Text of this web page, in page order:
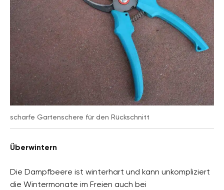
scharfe Gartenschere für den Rückschnitt
Überwintern
Die Dampfbeere ist winterhart und kann unkompliziert
die Wintermonate im Freien auch bei